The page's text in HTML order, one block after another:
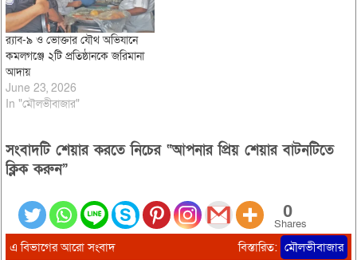
র‌্যাব-৯ ও ভোক্তার যৌথ অভিযানে
কমলগঞ্জে ২টি প্রতিষ্ঠানকে জরিমানা
আদায়
June 23, 2026
In "মৌলভীবাজার"
সংবাদটি শেয়ার করতে নিচের “আপনার প্রিয় শেয়ার বাটনটিতে
ক্লিক করুন”
0
Shares
এ বিভাগের আরো সংবাদ বিস্তারিত: মৌলভীবাজার